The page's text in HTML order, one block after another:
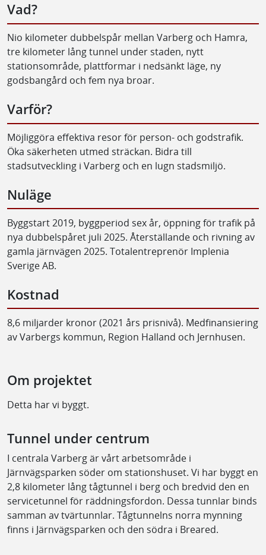
Vad?
Nio kilometer dubbelspår mellan Varberg och Hamra,
tre kilometer lång tunnel under staden, nytt
stationsområde, plattformar i nedsänkt läge, ny
godsbangård och fem nya broar.
Varför?
Möjliggöra effektiva resor för person- och godstrafik.
Öka säkerheten utmed sträckan. Bidra till
stadsutveckling i Varberg och en lugn stadsmiljö.
Nuläge
Byggstart 2019, byggperiod sex år, öppning för trafik på
nya dubbelspåret juli 2025. Återställande och rivning av
gamla järnvägen 2025. Totalentreprenör Implenia
Sverige AB.
Kostnad
8,6 miljarder kronor (2021 års prisnivå). Medfinansiering
av Varbergs kommun, Region Halland och Jernhusen.
Om projektet
Detta har vi byggt.
Tunnel under centrum
I centrala Varberg är vårt arbetsområde i
Järnvägsparken söder om stationshuset. Vi har byggt en
2,8 kilometer lång tågtunnel i berg och bredvid den en
servicetunnel för räddningsfordon. Dessa tunnlar binds
samman av tvärtunnlar. Tågtunnelns norra mynning
finns i Järnvägsparken och den södra i Breared.